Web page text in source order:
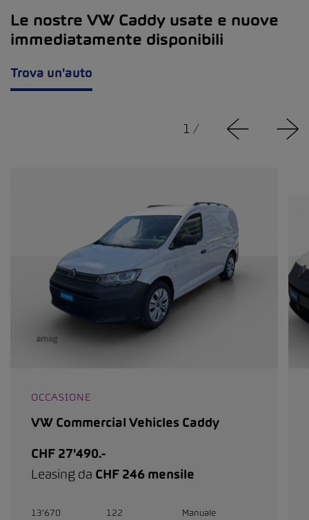
Le nostre VW Caddy usate e nuove
immediatamente disponibili
Trova un'auto
1 /
OCCASIONE
VW Commercial Vehicles Caddy
CHF 27'490.-
Leasing da CHF 246 mensile
13'670
122
Manuale